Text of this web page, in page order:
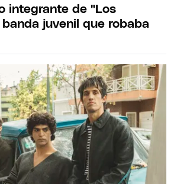
integrante de "Los
juvenil que robaba